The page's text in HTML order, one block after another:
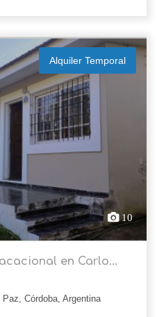
Alquiler Temporal
10
en Carlo...
Córdoba, Argentina